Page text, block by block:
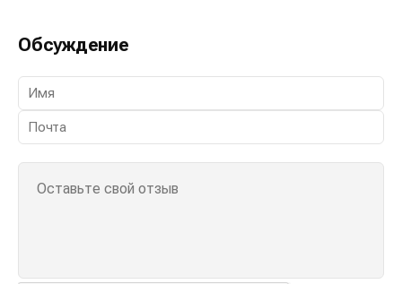
Обсуждение